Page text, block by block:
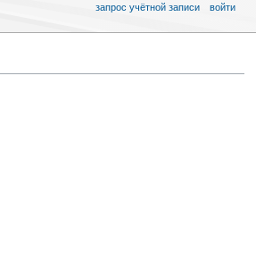
запрос учётной записи войти